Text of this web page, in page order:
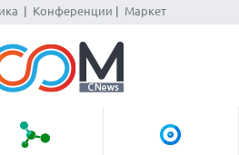
Конференции Маркет